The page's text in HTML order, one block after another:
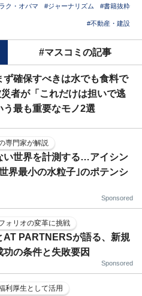
ク・オバマ #ジャーナリズム #書籍抜粋
#不動産・建設
#マスコミの記事
ず確保すべきは水でも食料で
災者が「これだけは担いで逃
う最も重要なモノ2選
専門家が解説
い世界を計測する…アイシン
界最小の水粒子｣のポテンシ
Sponsored
ォリオの変革に挑戦
AT PARTNERSが語る、新規
功の条件と失敗要因
Sponsored
利厚生として活用